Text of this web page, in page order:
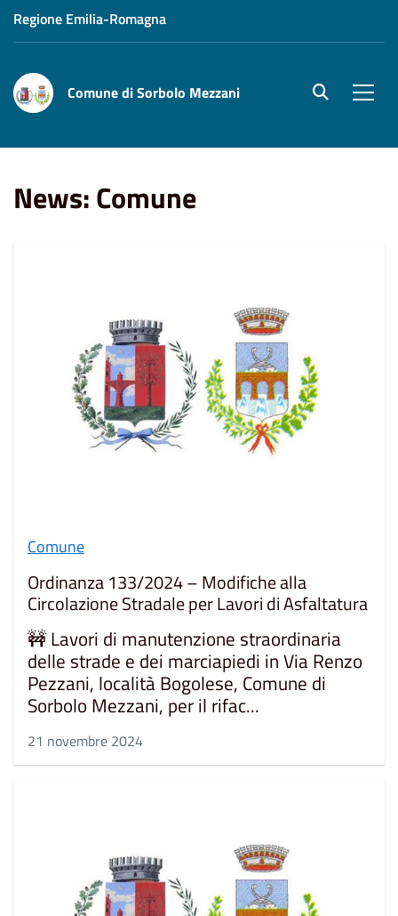
Regione Emilia-Romagna
Comune di Sorbolo Mezzani site.searc
News: Comune
Comune
Ordinanza 133/2024 – Modifiche alla
Circolazione Stradale per Lavori di Asfaltatura
🚧 Lavori di manutenzione straordinaria
delle strade e dei marciapiedi in Via Renzo
Pezzani, località Bogolese, Comune di
Sorbolo Mezzani, per il rifac...
21 novembre 2024